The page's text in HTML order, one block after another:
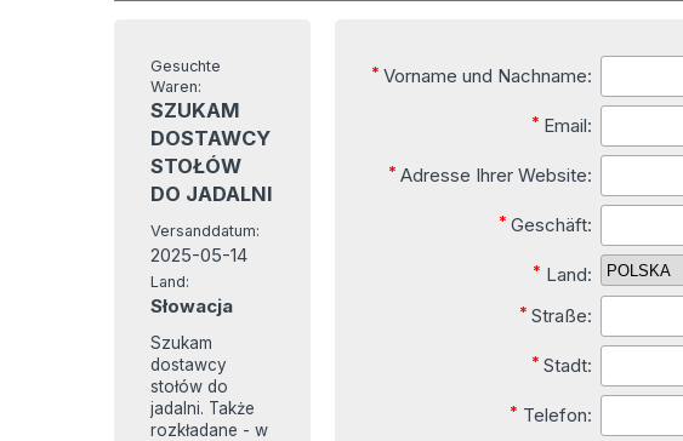
Gesuchte
Waren:
SZUKAM
DOSTAWCY
STOŁÓW
DO JADALNI
Versanddatum:
2025-05-14
Land:
Słowacja
Szukam
dostawcy
stołów do
jadalni. Także
rozkładane - w
*Vorname und Nachname:
* Email:
* Adresse Ihrer Website:
*Geschäft:
* Land:
*Straße:
*Stadt:
* Telefon: